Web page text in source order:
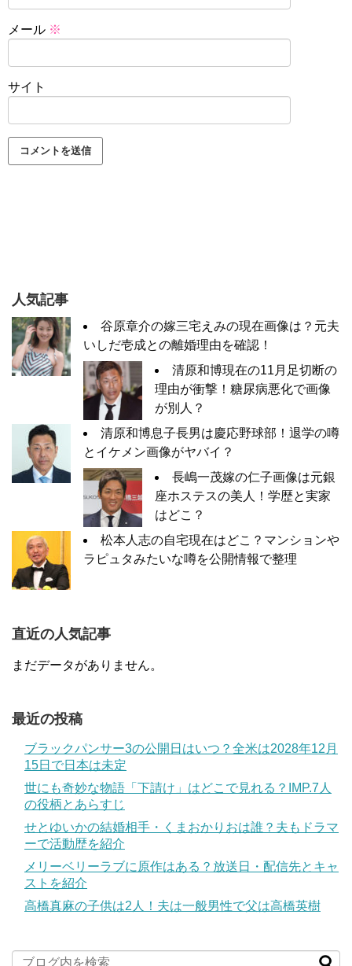
メール ※
サイト
人気記事
谷原章介の嫁三宅えみの現在画像は？元夫
いしだ壱成との離婚理由を確認！
清原和博現在の11月足切断の
理由が衝撃！糖尿病悪化で画像
が別人？
清原和博息子長男は慶応野球部！退学の噂
とイケメン画像がヤバイ？
長嶋一茂嫁の仁子画像は元銀
座ホステスの美人！学歴と実家
はどこ？
松本人志の自宅現在はどこ？マンションや
ラピュタみたいな噂を公開情報で整理
直近の人気記事
まだデータがありません。
最近の投稿
ブラックパンサー3の公開日はいつ？全米は2028年12月
15日で日本は未定
世にも奇妙な物語「下請け」はどこで見れる？IMP.7人
の役柄とあらすじ
せとゆいかの結婚相手・くまおかりおは誰？夫もドラマ
ーで活動歴を紹介
メリーベリーラブに原作はある？放送日・配信先とキャ
ストを紹介
高橋真麻の子供は2人！夫は一般男性で父は高橋英樹